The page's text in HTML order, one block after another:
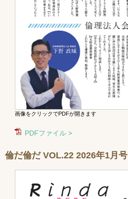
画像をクリックでPDFが開きます
PDFファイル >
倫だ倫だ VOL.22 2026年1月号